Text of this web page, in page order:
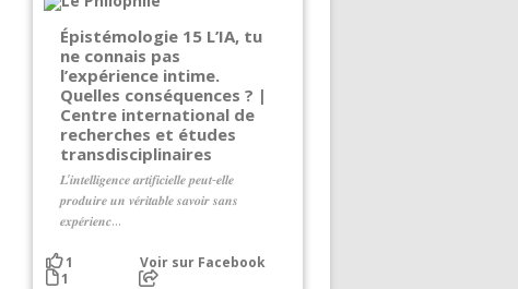
Épistémologie 15 L’IA, tu
ne connais pas
l’expérience intime.
Quelles conséquences ? |
Centre international de
recherches et études
transdisciplinaires
𝑳’𝒊𝒏𝒕𝒆𝒍𝒍𝒊𝒈𝒆𝒏𝒄𝒆 𝒂𝒓𝒕𝒊𝒇𝒊𝒄𝒊𝒆𝒍𝒍𝒆 𝒑𝒆𝒖𝒕-𝒆𝒍𝒍𝒆
𝒑𝒓𝒐𝒅𝒖𝒊𝒓𝒆 𝒖𝒏 𝒗𝒆́𝒓𝒊𝒕𝒂𝒃𝒍𝒆 𝒔𝒂𝒗𝒐𝒊𝒓 𝒔𝒂𝒏𝒔
𝒆𝒙𝒑𝒆́𝒓𝒊𝒆𝒏𝒄...
1
1
Voir sur Facebook